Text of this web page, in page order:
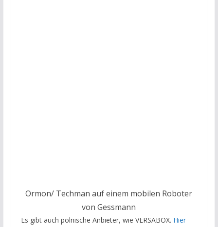
Ormon/ Techman auf einem mobilen Roboter
von Gessmann
Es gibt auch polnische Anbieter, wie VERSABOX. Hier